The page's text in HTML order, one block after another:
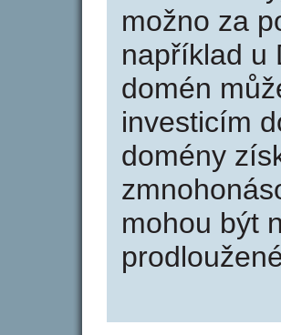
možno za
například u
domén
investicím
domény
mohou být